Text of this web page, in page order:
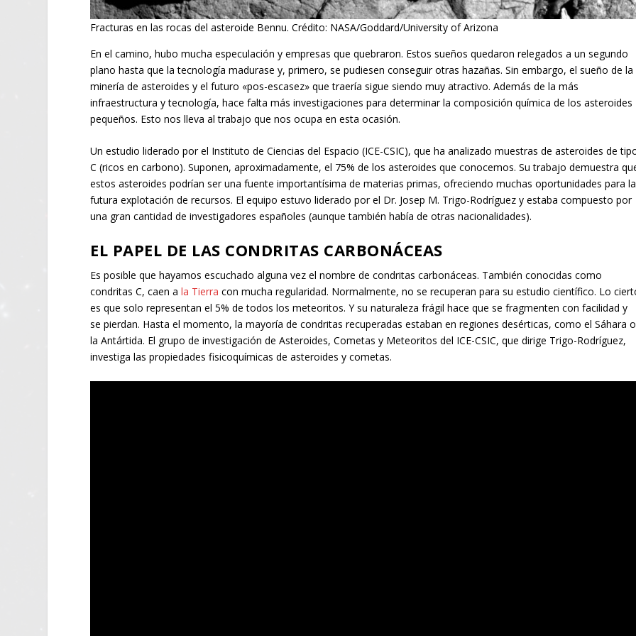
Fracturas en las rocas del asteroide Bennu. Crédito: NASA/Goddard/University of Arizona
En el camino, hubo mucha especulación y empresas que quebraron. Estos sueños quedaron relegados a un segundo
plano hasta que la tecnología madurase y, primero, se pudiesen conseguir otras hazañas. Sin embargo, el sueño de la
minería de asteroides y el futuro «pos-escasez» que traería sigue siendo muy atractivo. Además de la más
infraestructura y tecnología, hace falta más investigaciones para determinar la composición química de los asteroides
pequeños. Esto nos lleva al trabajo que nos ocupa en esta ocasión.
Un estudio liderado por el Instituto de Ciencias del Espacio (ICE-CSIC), que ha analizado muestras de asteroides de
C (ricos en carbono). Suponen, aproximadamente, el 75% de los asteroides que conocemos. Su trabajo demuestra
estos asteroides podrían ser una fuente importantísima de materias primas, ofreciendo muchas oportunidades para la
futura explotación de recursos. El equipo estuvo liderado por el Dr. Josep M. Trigo-Rodríguez y estaba compuesto por
una gran cantidad de investigadores españoles (aunque también había de otras nacionalidades).
EL PAPEL DE LAS CONDRITAS CARBONÁCEAS
Es posible que hayamos escuchado alguna vez el nombre de condritas carbonáceas. También conocidas como
condritas C, caen ala Tierra con mucha regularidad. Normalmente, no se recuperan para su estudio científico. Lo
es que solo representan el 5% de todos los meteoritos. Y su naturaleza frágil hace que se fragmenten con facilidad y
se pierdan. Hasta el momento, la mayoría de condritas recuperadas estaban en regiones desérticas, como el Sáhara o
la Antártida. El grupo de investigación de Asteroides, Cometas y Meteoritos del ICE-CSIC, que dirige Trigo-Rodríguez,
investiga las propiedades fisicoquímicas de asteroides y cometas.